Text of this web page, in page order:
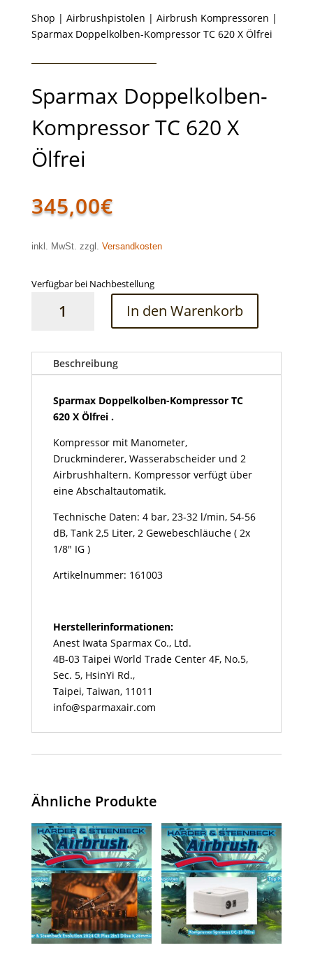
Shop | Airbrushpistolen | Airbrush Kompressoren |
Sparmax Doppelkolben-Kompressor TC 620 X Ölfrei
Sparmax Doppelkolben-
Kompressor TC 620 X
Ölfrei
345,00€
inkl. MwSt. zzgl. Versandkosten
Verfügbar bei Nachbestellung
Doppelkolben-
X
Ölfrei
Menge
In den Warenkorb
Beschreibung
Sparmax Doppelkolben-Kompressor TC
620 X Ölfrei .
Kompressor mit Manometer,
Druckminderer, Wasserabscheider und 2
Airbrushhaltern. Kompressor verfügt über
eine Abschaltautomatik.
Technische Daten: 4 bar, 23-32 l/min, 54-56
dB, Tank 2,5 Liter, 2 Gewebeschläuche ( 2x
1/8" IG )
Artikelnummer: 161003
Herstellerinformationen:
Anest Iwata Sparmax Co., Ltd.
4B-03 Taipei World Trade Center 4F, No.5,
Sec. 5, HsinYi Rd.,
Taipei, Taiwan, 11011
info@sparmaxair.com
Ähnliche Produkte